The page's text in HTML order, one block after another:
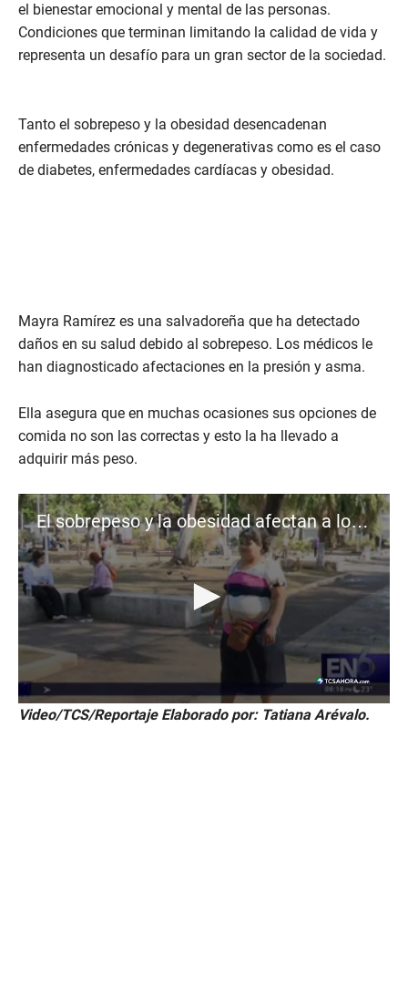
el bienestar emocional y mental de las personas.
Condiciones que terminan limitando la calidad de vida y
representa un desafío para un gran sector de la sociedad.
Tanto el sobrepeso y la obesidad desencadenan
enfermedades crónicas y degenerativas como es el caso
de diabetes, enfermedades cardíacas y obesidad.
Mayra Ramírez es una salvadoreña que ha detectado
daños en su salud debido al sobrepeso. Los médicos le
han diagnosticado afectaciones en la presión y asma.
Ella asegura que en muchas ocasiones sus opciones de
comida no son las correctas y esto la ha llevado a
adquirir más peso.
El sobrepeso y la obesidad afectan a los salvadoreños
0
s
Video/TCS/Reportaje Elaborado por: Tatiana Arévalo.